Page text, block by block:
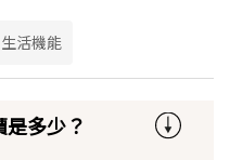
生活機能
多少？